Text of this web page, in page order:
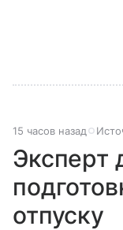
15 часов назад
Эксперт
отпуску